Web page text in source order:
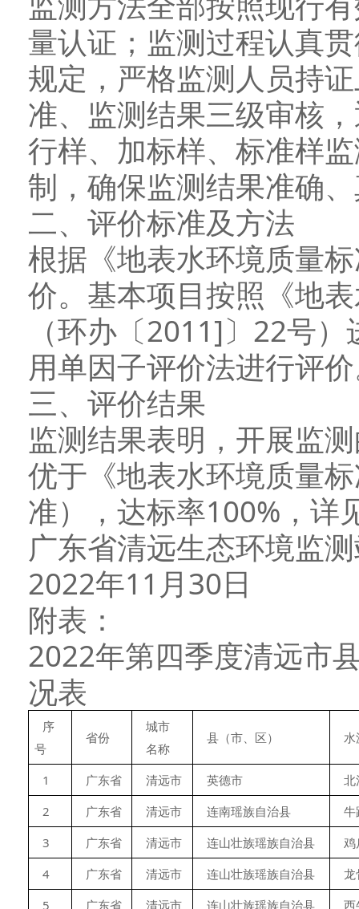
量认证；监测过程认真
规定，严格监测人员持
准、监测结果三级审核
行样、加标样、标准样
制，确保监测结果准确
二、评价标准及方法
根据《地表水环境质量
价。基本项目按照《地
（环办〔2011]〕22号
用单因子评价法进行评
三、评价结果
监测结果表明，开展监
优于《地表水环境质量
准），达标率100%，详
广东省清远生态环境监
2022年11月30日
附表：
2022年第四季度清远市
况表
序
号
省份
城市
名称
县（市、区） 水
1 广东省 清远市 英德市
北
2
广东省 清远市 连南瑶族自治县
牛
3
广东省 清远市 连山壮族瑶族自治县
鸡
4
广东省 清远市 连山壮族瑶族自治县
龙
5
广东省 清远市 连山壮族瑶族自治县 西